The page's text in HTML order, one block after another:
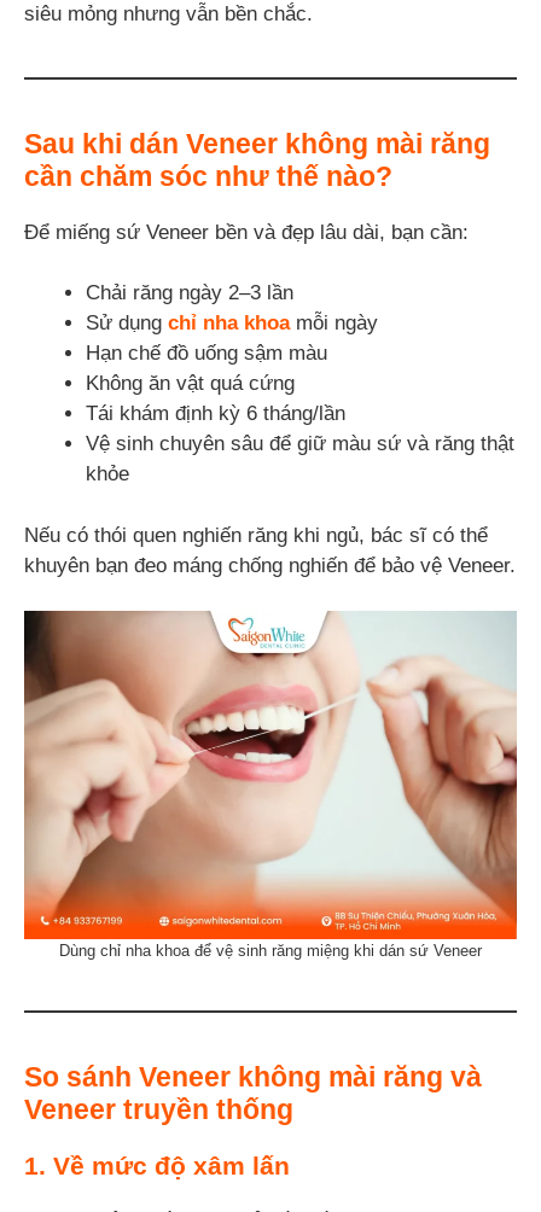
siêu mỏng nhưng vẫn bền chắc.
Sau khi dán Veneer không mài răng
cần chăm sóc như thế nào?
Để miếng sứ Veneer bền và đẹp lâu dài, bạn cần:
Chải răng ngày 2–3 lần
Sử dụng chỉ nha khoamỗi ngày
Hạn chế đồ uống sậm màu
Không ăn vật quá cứng
Tái khám định kỳ 6 tháng/lần
Vệ sinh chuyên sâu để giữ màu sứ và răng thật
khỏe
Nếu có thói quen nghiến răng khi ngủ, bác sĩ có thể
khuyên bạn đeo máng chống nghiến để bảo vệ Veneer.
Dùng chỉ nha khoa để vệ sinh răng miệng khi dán sứ Veneer
So sánh Veneer không mài răng và
Veneer truyền thống
1. Về mức độ xâm lấn